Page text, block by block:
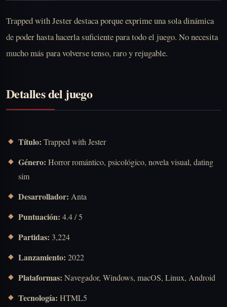
Trapped with Jester destaca porque exprime una sola dinámica
de poder hasta hacerla suficiente para todo el juego. No necesita
mucho más para volverse tenso, raro y rejugable.
Detalles del juego
Título: Trapped with Jester
Género: Horror romántico, psicológico, novela visual, dating
sim
Desarrollador: Anta
Puntuación: 4.4 / 5
Partidas: 3,224
Lanzamiento: 2022
Plataformas: Navegador, Windows, macOS, Linux, Android
Tecnología: HTML5